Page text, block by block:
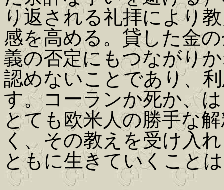
り返される礼拝により
感を高める。貸した金
義の否定にもつながり
認めないことであり、
す。コーランか死か、
とても欧米人の勝手な
く、その教えを受け入
ともに生きていくこと